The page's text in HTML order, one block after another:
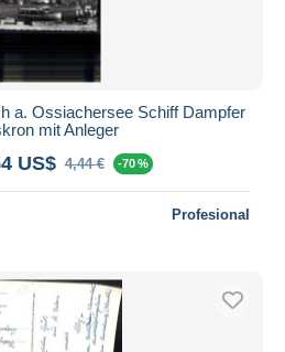
a. Ossiachersee Schiff Dampfer
mit Anleger
US$ 4,44 € -70 %
Profesional